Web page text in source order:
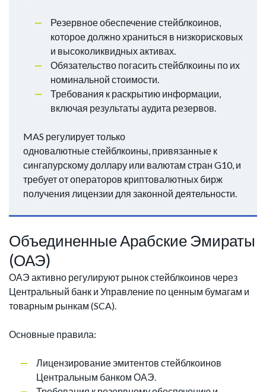
Резервное обеспечение стейблкоинов,
которое должно храниться в низкорисковых
и высоколиквидных активах.
Обязательство погасить стейблкоины по их
номинальной стоимости.
Требования к раскрытию информации,
включая результаты аудита резервов.
MAS регулирует только
одновалютные стейблкоины, привязанные к
сингапурскому доллару или валютам стран G10, и
требует от операторов криптовалютных бирж
получения лицензии для законной деятельности.
Объединенные Арабские Эмираты
(ОАЭ)
ОАЭ активно регулируют рынок стейблкоинов через
Центральный банк и Управление по ценным бумагам и
товарным рынкам (SCA).
Основные правила:
Лицензирование эмитентов стейблкоинов
Центральным банком ОАЭ.